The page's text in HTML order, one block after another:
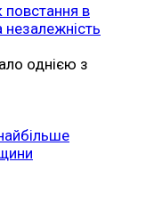
повстання в
незалежність
однією з